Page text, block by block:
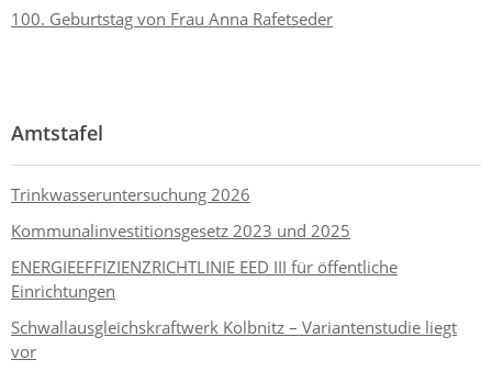
100. Geburtstag von Frau Anna Rafetseder
Amtstafel
Trinkwasseruntersuchung 2026
Kommunalinvestitionsgesetz 2023 und 2025
ENERGIEEFFIZIENZRICHTLINIE EED III für öffentliche
Einrichtungen
Schwallausgleichskraftwerk Kolbnitz – Variantenstudie liegt
vor